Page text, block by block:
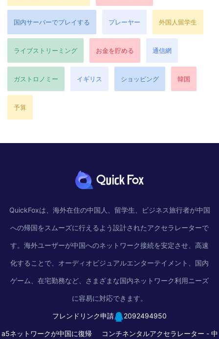
国内サーバーでプレイする プレーヤー 外国人留学生
ライブストリーミング お金を貯める 通信網
ガストロノミー イギリス ショッピング 韓国
予算
QuickFoxは、海外在住の中国人、留学生、ビジネス旅行者が中国
への帰国をスムーズに行えるよう設計されたアクセラレーターで
す。海外ユーザーが中国へのネットワーク接続を安定させ、高速
化することで、オーディオビジュアルエンターテイメント、国内
ゲーム、在宅勤務など、さまざまな国内ネットワーク利用ニーズ
に容易に対応できます。
フレンドリンク申請 2092494950
a5ネットワークが中国に復帰 コンチネンタルアクセラレーター - 中